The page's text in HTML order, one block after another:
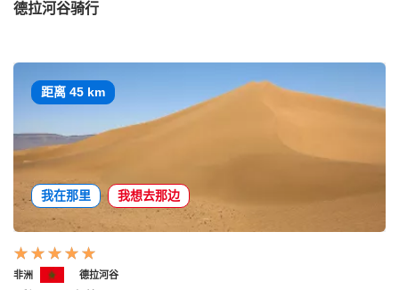
德拉河谷骑行
距离 45 km
我在那里 我想去那边
非洲 德拉河谷